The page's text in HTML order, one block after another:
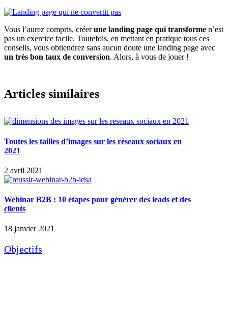
Vous l’aurez compris, créerune landing page qui transforme n’est
pas un exercice facile. Toutefois, en mettant en pratique tous ces
conseils, vous obtiendrez sans aucun doute une landing page avec
un très bon taux de conversion. Alors, à vous de jouer !
Articles similaires
Toutes les tailles d’images sur les réseaux sociaux en
2021
2 avril 2021
Webinar B2B : 10 étapes pour générer des leads et des
clients
18 janvier 2021
Objectifs